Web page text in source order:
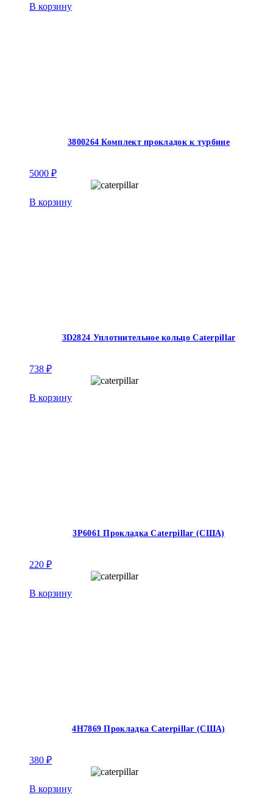
В корзину
3800264 Комплект прокладок к турбине
5000 ₽
В корзину
3D2824 Уплотнительное кольцо Caterpillar
738 ₽
В корзину
3P6061 Прокладка Caterpillar (США)
220 ₽
В корзину
4H7869 Прокладка Caterpillar (США)
380 ₽
В корзину